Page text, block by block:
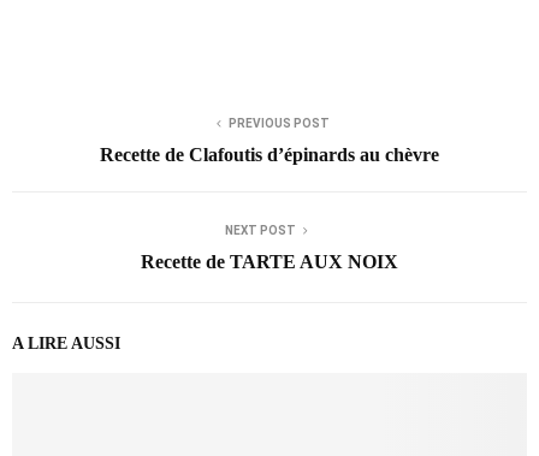
PREVIOUS POST
Recette de Clafoutis d’épinards au chèvre
NEXT POST
Recette de TARTE AUX NOIX
A LIRE AUSSI